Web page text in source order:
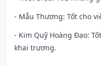
- Mẫu Thương: Tốt cho
- Kim Quỹ Hoàng Đạo:
khai trương.